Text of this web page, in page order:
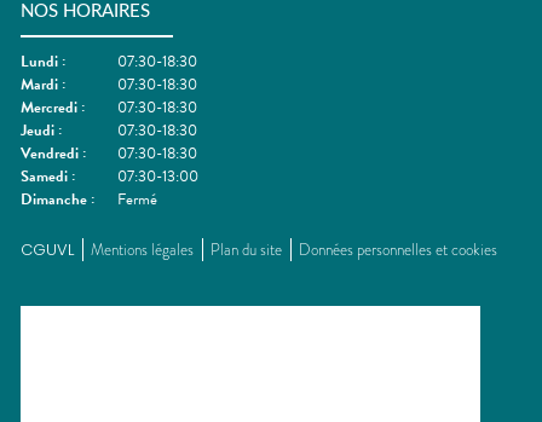
NOS HORAIRES
Lundi :
07:30-18:30
Mardi :
07:30-18:30
Mercredi :
07:30-18:30
Jeudi :
07:30-18:30
Vendredi :
07:30-18:30
Samedi :
07:30-13:00
Dimanche : Fermé
CGUVL Mentions légales Plan du site Données personnelles et cookies